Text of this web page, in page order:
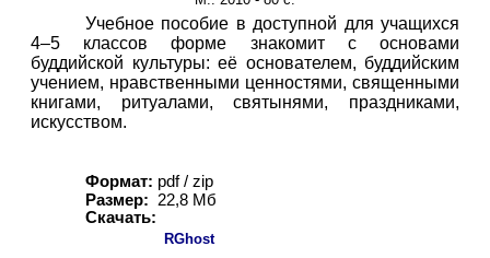
Учебное пособие в доступной для учащихся
4–5 классов форме знакомит с основами
буддийской культуры: её основателем, буддийским
учением, нравственными ценностями, священными
книгами, ритуалами, святынями, праздниками,
искусством.
Формат: pdf / zip
Размер:
22,8 Мб
Скачать:
RGhost